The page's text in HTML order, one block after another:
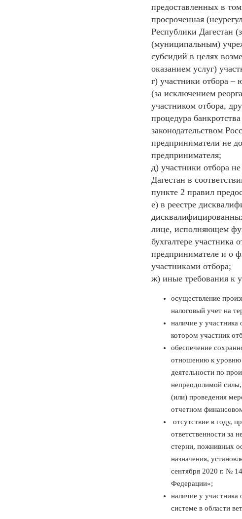
предоставленных в
просроченная
Республики Дагестан
(муниципальным)
субсидий в целях
оказанием услуг)
г) участники отбора –
(за исключением
участником отбора,
процедура
законодательством
предприниматели не
предпринимателя;
д) участники отбора
Дагестан в
пункте 2 правил
е) в реестре
лице, исполняющем
бухгалтере
предпринимателе и о
участниками отбора;
ж) иные требования к
осуществление
налоговый учет на
наличие у участника
котором участник
обеспечение
отношению к уровню
деятельности по
непреодолимой
(или) проведения
отчетном
отсутствие в году,
ответственности за
стерни, пожнивных
назначения,
сентября 2020 г. №
Федерации»;
наличие у участника
системе в области